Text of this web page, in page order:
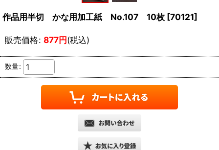
作品用半切 かな用加工紙 No.107 10枚 [70121]
販売価格: 877円(税込)
数量: